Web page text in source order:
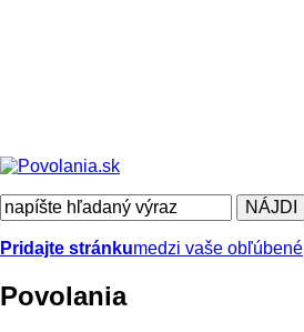
Pridajte stránkumedzi vaše obľúbené
Povolania